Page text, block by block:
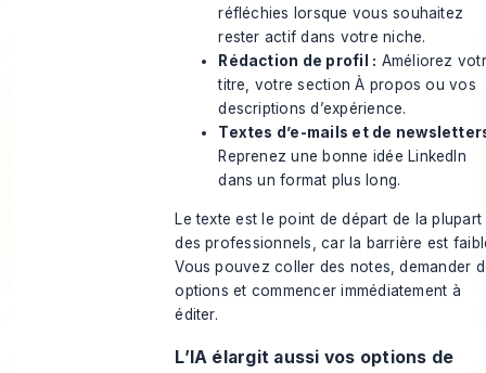
réfléchies lorsque vous souhaitez
rester actif dans votre niche.
Rédaction de profil : Améliorez
titre, votre section À propos ou vos
descriptions d’expérience.
Textes d’e-mails et de
Reprenez une bonne idée LinkedIn
dans un format plus long.
Le texte est le point de départ de la plupart
des professionnels, car la barrière est
Vous pouvez coller des notes, demander
options et commencer immédiatement à
éditer.
L’IA élargit aussi vos options de